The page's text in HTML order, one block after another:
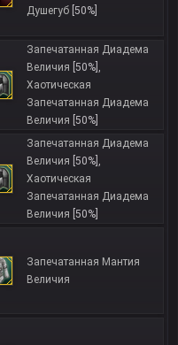
Душегуб [50%]
Запечатанная Диадема
Величия [50%] ,
Хаотическая
Запечатанная Диадема
Величия [50%]
Запечатанная Диадема
Величия [50%] ,
Хаотическая
Запечатанная Диадема
Величия [50%]
Запечатанная Мантия
Величия